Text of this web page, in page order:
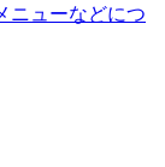
ニューなどにつ